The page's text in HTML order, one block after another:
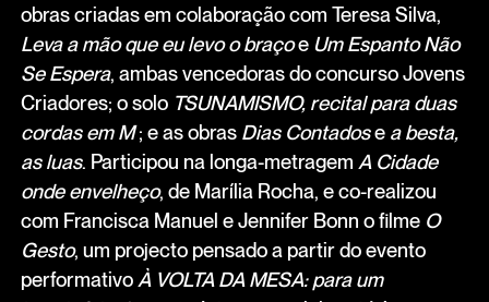
obras criadas em colaboração com Teresa Silva,
Leva a mão que eu levo o braçoe Um Espanto Não
Se Espera, ambas vencedoras do concurso Jovens
Criadores; o solo TSUNAMISMO, recital para duas
cordas em M; e as obras Dias Contadose a besta,
as luas. Participou na longa-metragem A Cidade
onde envelheço, de Marília Rocha, e co-realizou
com Francisca Manuel e Jennifer Bonn o filme O
Gesto, um projecto pensado a partir do evento
performativo À VOLTA DA MESA: para um